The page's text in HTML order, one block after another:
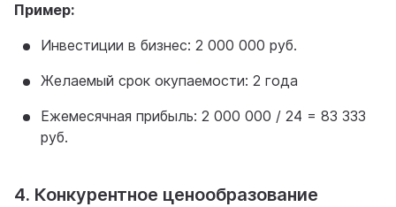
Пример:
Инвестиции в бизнес: 2 000 000 руб.
Желаемый срок окупаемости: 2 года
Ежемесячная прибыль: 2 000 000 / 24 = 83 333
руб.
4. Конкурентное ценообразование